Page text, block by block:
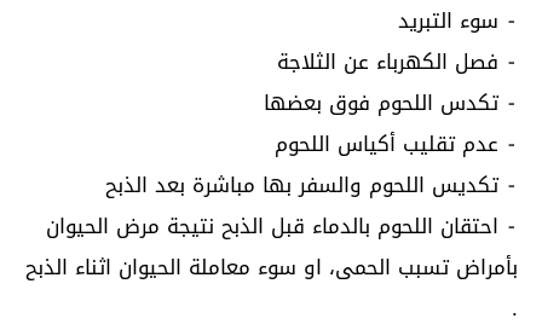
⁃ سوء التبريد
⁃ فصل الكهرباء عن الثلاجة
⁃ تكدس اللحوم فوق بعضها
⁃ عدم تقليب أكياس اللحوم
⁃ تكديس اللحوم والسفر بها مباشرة بعد الذبح
⁃ احتقان اللحوم بالدماء قبل الذبح نتيجة مرض الحيوان
بأمراض تسبب الحمى، او سوء معاملة الحيوان اثناء الذبح
.